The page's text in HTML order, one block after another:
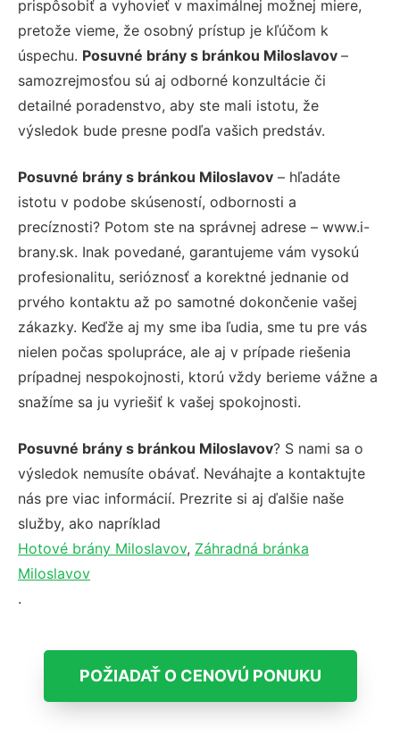
prispôsobiť a vyhovieť v maximálnej možnej miere,
pretože vieme, že osobný prístup je kľúčom k
úspechu. Posuvné brány s bránkou Miloslavov –
samozrejmosťou sú aj odborné konzultácie či
detailné poradenstvo, aby ste mali istotu, že
výsledok bude presne podľa vašich predstáv.
Posuvné brány s bránkou Miloslavov – hľadáte
istotu v podobe skúseností, odbornosti a
precíznosti? Potom ste na správnej adrese – www.i-
brany.sk. Inak povedané, garantujeme vám vysokú
profesionalitu, serióznosť a korektné jednanie od
prvého kontaktu až po samotné dokončenie vašej
zákazky. Keďže aj my sme iba ľudia, sme tu pre vás
nielen počas spolupráce, ale aj v prípade riešenia
prípadnej nespokojnosti, ktorú vždy berieme vážne a
snažíme sa ju vyriešiť k vašej spokojnosti.
Posuvné brány s bránkou Miloslavov? S nami sa o
výsledok nemusíte obávať. Neváhajte a kontaktujte
nás pre viac informácií. Prezrite si aj ďalšie naše
služby, ako napríklad
Hotové brány Miloslavov, Záhradná bránka
Miloslavov
.
POŽIADAŤ O CENOVÚ PONUKU